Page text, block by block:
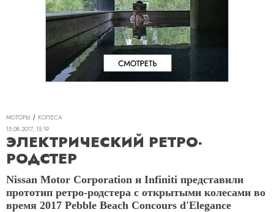
МОТОРЫ
КОЛЕСА
15.08.2017, 15:19
ЭЛЕКТРИЧЕСКИЙ РЕТРО-
РОДСТЕР
Nissan Motor Corporation и Infiniti представили
прототип ретро-родстера с открытыми колесами во
время 2017 Pebble Beach Concours d'Elegance